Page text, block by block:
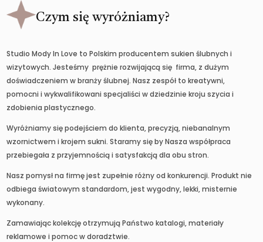
Czym się wyróżniamy?
Studio Mody In Love to Polskim producentem sukien ślubnych i
wizytowych. Jesteśmy prężnie rozwijającą się firma, z dużym
doświadczeniem w branży ślubnej. Nasz zespół to kreatywni,
pomocni i wykwalifikowani specjaliści w dziedzinie kroju szycia i
zdobienia plastycznego.
Wyróżniamy się podejściem do klienta, precyzją, niebanalnym
wzornictwem i krojem sukni. Staramy się by Nasza współpraca
przebiegała z przyjemnością i satysfakcją dla obu stron.
Nasz pomysł na firmę jest zupełnie różny od konkurencji. Produkt nie
odbiega światowym standardom, jest wygodny, lekki, misternie
wykonany.
Zamawiając kolekcję otrzymują Państwo katalogi, materiały
reklamowe i pomoc w doradztwie.